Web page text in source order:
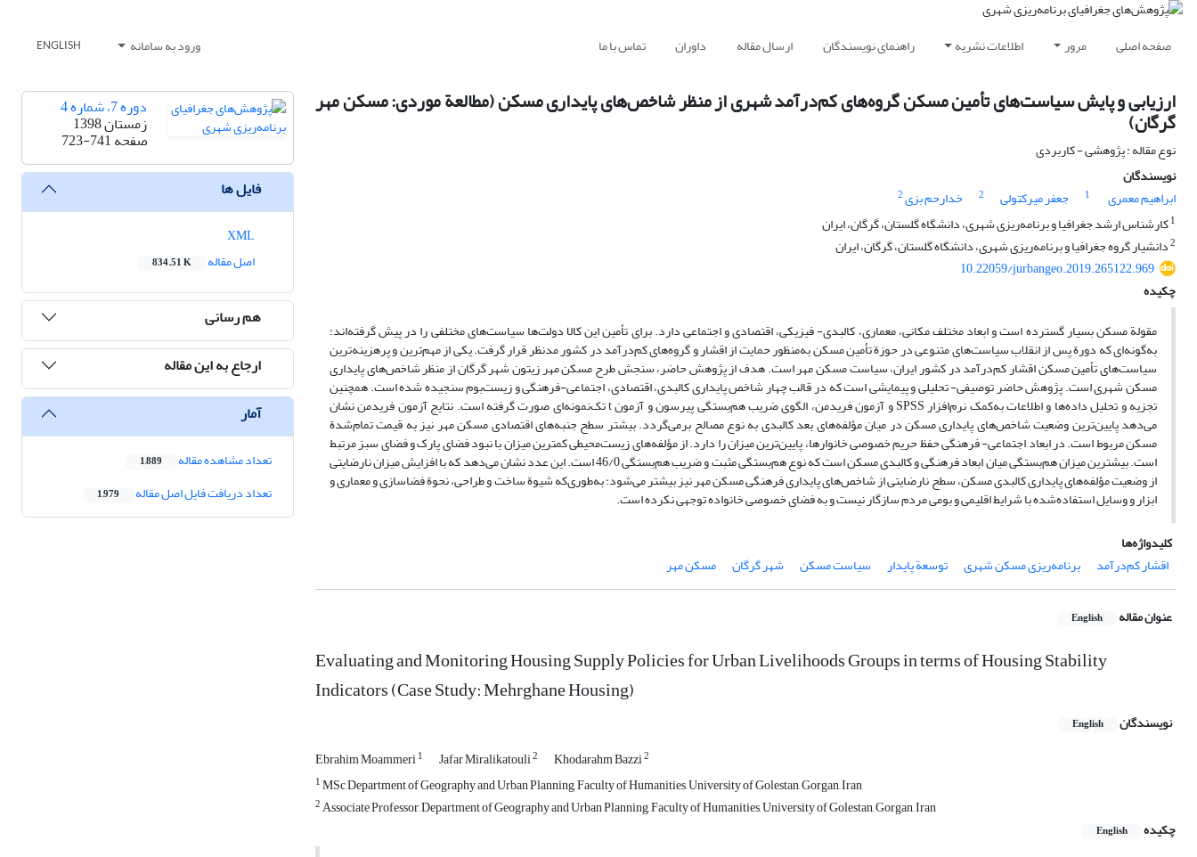
صفحه اصلی مرور اطلاعات نشریه راهنمای نویسندگان ارسال مقاله داوران تماس با ما ورود به سامانه ENGLISH
ارزیابی و پایش سیاست‌های تأمین مسکن گروه‌های کم‌درآمد شهری از منظر شاخص‌های پایداری مسکن (مطالعة موردی: مسکن مهر
گرگان)
نوع مقاله : پژوهشی - کاربردی
نویسندگان
ابراهیم معمری
1 جعفر میرکتولی 2 خدارحم بزی2
1کارشناس ارشد جغرافیا و برنامه‌ریزی شهری، دانشگاه گلستان، گرگان، ایران
2دانشیار گروه جغرافیا و برنامه‌ریزی شهری، دانشگاه گلستان، گرگان، ایران
10.22059/jurbangeo.2019.265122.969
چکیده
مقولة مسکن بسیار گسترده است و ابعاد مختلف مکانی، معماری، کالبدی- فیزیکی، اقتصادی و اجتماعی دارد. برای تأمین این کالا دولت‌ها سیاست‌های مختلفی را در پیش گرفته‌اند؛
به‌گونه‌ای که دورة پس از انقلاب سیاست‌های متنوعی در حوزة تأمین مسکن به‌منظور حمایت از اقشار و گروه‌های کم‌درآمد در کشور مدنظر قرار گرفت. یکی از مهم‌ترین و پرهزینه‌ترین
سیاست‌های تأمین مسکن اقشار کم‌درآمد در کشور ایران، سیاست مسکن مهر است. هدف از پژوهش حاضر، سنجش طرح مسکن مهر زیتون شهر گرگان از منظر شاخص‌های پایداری
مسکن شهری است. پژوهش حاضر توصیفی- تحلیلی و پیمایشی است که در قالب چهار شاخص پایداری کالبدی، اقتصادی، اجتماعی-فرهنگی و زیست‌بوم سنجیده شده است. همچنین
تجزیه و تحلیل داده‌ها و اطلاعات به‌کمک نرم‌افزار SPSS و آزمون فریدمن، الگوی ضریب هم‌بستگی پیرسون و آزمون t تک‌نمونه‌ای صورت گرفته است. نتایج آزمون فریدمن نشان
می‌دهد پایین‌ترین وضعیت شاخص‌های پایداری مسکن در میان مؤلفه‌های بعد کالبدی به نوع مصالح برمی‌گردد. بیشتر سطح جنبه‌های اقتصادی مسکن مهر نیز به قیمت تمام‌شدة
مسکن مربوط است. در ابعاد اجتماعی- فرهنگی حفظ حریم خصوصی خانوارها، پایین‌ترین میزان را دارد. از مؤلفه‌های زیست‌محیطی کمترین میزان با نبود فضای پارک و فضای سبز مرتبط
است. بیشترین میزان هم‌بستگی میان ابعاد فرهنگی و کالبدی مسکن است که نوع هم‌بستگی مثبت و ضریب هم‌بستگی 46/0 است. این عدد نشان می‌دهد که با افزایش میزان نارضایتی
از وضعیت مؤلفه‌های پایداری کالبدی مسکن، سطح نارضایتی از شاخص‌های پایداری فرهنگی مسکن مهر نیز بیشتر می‌شود؛ به‌طوری‌که شیوة ساخت و طراحی، نحوة فضاسازی و معماری و
ابزار و وسایل استفاده‌شده با شرایط اقلیمی و بومی مردم سازگار نیست و به فضای خصوصی خانواده توجهی نکرده است.
کلیدواژه‌ها
اقشار کم‌درآمد
برنامه‌ریزی مسکن شهری توسعة پایدار سیاست مسکن شهر گرگان مسکن مهر
عنوان مقاله English
Evaluating and Monitoring Housing Supply Policies for Urban Livelihoods Groups in terms of Housing Stability
Indicators (Case Study: Mehrghane Housing)
نویسندگان English
Ebrahim Moammeri1 Jafar Miralikatouli2 Khodarahm Bazzi2
1MSc Department of Geography and Urban Planning, Faculty of Humanities, University of Golestan, Gorgan, Iran
2Associate Professor, Department of Geography and Urban Planning, Faculty of Humanities, University of Golestan, Gorgan, Iran
چکیده
English
دوره 7، شماره 4
زمستان 1398
صفحه723-741
فایل ها
اصل مقاله
834.51 K
هم رسانی
ارجاع به این مقاله
آمار
تعداد مشاهده مقاله 1,889
تعداد دریافت فایل اصل مقاله 1,979